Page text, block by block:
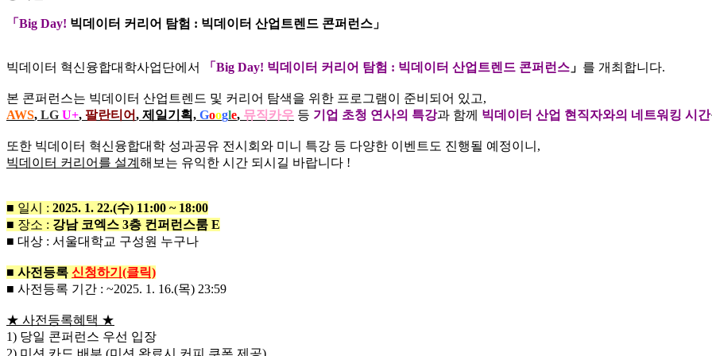
「 Big Day! 빅데이터 커리어 탐험 : 빅데이터 산업트렌드 콘퍼런스」
빅데이터 혁신융합대학사업단에서 「Big Day! 빅데이터 커리어 탐험 : 빅데이터 산업트렌드 콘퍼런스 」 를 개최합니다.
본 콘퍼런스는 빅데이터 산업트렌드 및 커리어 탐색을 위한 프로그램이 준비되어 있고,
AWS, LG U+, 팔란티어, 제일기획, Google, 뮤직카우 등 기업 초청 연사의 특강과 함께 빅데이터 산업 현직자와의 네트워킹 시간
또한 빅데이터 혁신융합대학 성과공유 전시회와 미니 특강 등 다양한 이벤트도 진행될 예정이니,
빅데이터 커리어를 설계 해보는 유익한 시간 되시길 바랍니다 !
■ 일시 : 2025. 1. 22.(수) 11:00 ~ 18:00
■ 장소 : 강남 코엑스 3층 컨퍼런스룸 E
■ 대상 : 서울대학교 구성원 누구나
■ 사전등록 신청하기(클릭)
■ 사전등록 기간 : ~2025. 1. 16.(목) 23:59
★ 사전등록혜택 ★
1) 당일 콘퍼런스 우선 입장